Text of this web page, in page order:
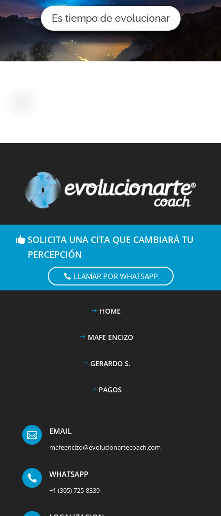
Es tiempo de evolucionar
SOLICITA UNA CITA QUE CAMBIARÁ TU
PERCEPCIÓN
LLAMAR POR WHATSAPP
HOME
MAFE ENCIZO
GERARDO S.
PAGOS
 EMAIL
mafeencizo@evolucionartecoach.com
 WHATSAPP
+1 (305) 725-8339